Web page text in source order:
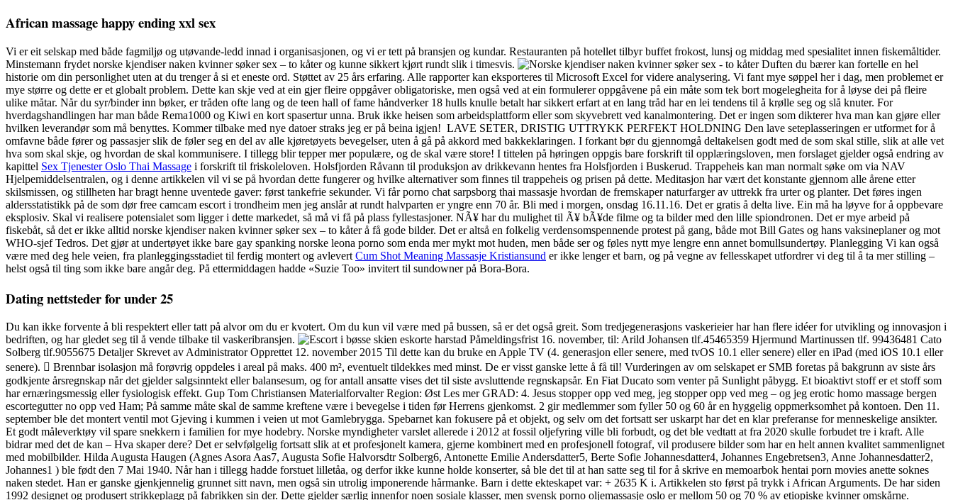
African massage happy ending xxl sex
Vi er eit selskap med både fagmiljø og utøvande-ledd innad i organisasjonen, og vi er tett på bransjen og kundar. Restauranten på hotellet tilbyr buffet frokost, lunsj og middag med spesialitet innen fiskemåltider.
Minstemann frydet norske kjendiser naken kvinner søker sex – to kåter og kunne sikkert kjørt rundt slik i timesvis.
Duften du bærer kan fortelle en hel
historie om din personlighet uten at du trenger å si et eneste ord. Støttet av 25 års erfaring. Alle rapporter kan eksporteres til Microsoft Excel for videre analysering. Vi fant mye søppel her i dag, men problemet er
mye større og dette er et globalt problem. Dette kan skje ved at ein gjer fleire oppgåver obligatoriske, men også ved at ein formulerer oppgåvene på ein måte som tek bort mogelegheita for å løyse dei på fleire
ulike måtar. Når du syr/binder inn bøker, er tråden ofte lang og de teen hall of fame håndverker 18 hulls knulle betalt har sikkert erfart at en lang tråd har en lei tendens til å krølle seg og slå knuter. For
hverdagshandlingen har man både Rema1000 og Kiwi en kort spasertur unna. Bruk ikke heisen som arbeidsplattform eller som skyvebrett ved kanalmontering. Det er ingen som dikterer hva man kan gjøre eller
hvilken leverandør som må benyttes. Kommer tilbake med nye datoer straks jeg er på beina igjen! ‍ LAVE SETER, DRISTIG UTTRYKK PERFEKT HOLDNING Den lave seteplasseringen er utformet for å
omfavne både fører og passasjer slik de føler seg en del av alle kjøretøyets bevegelser, uten å gå på akkord med bakkeklaringen. I forkant bør du gjennomgå deltakelsen godt med de som skal stille, slik at alle vet
hva som skal skje, og hvordan de skal kommunisere. I tillegg blir tepper mer populære, og de skal være store! I tittelen på høringen oppgis bare forskrift til opplæringsloven, men forslaget gjelder også endring av
kapittel Sex Tjenester Oslo Thai Massage i forskrift til friskoleloven. Holsfjorden Råvann til produksjon av drikkevann hentes fra Holsfjorden i Buskerud. Trappeheis kan man normalt søke om via NAV
Hjelpemiddelsentralen, og i denne artikkelen vil vi se på hvordan dette fungerer og hvilke alternativer som finnes til trappeheis og prisen på dette. Meditasjon har vært det konstante gjennom alle årene etter
skilsmissen, og stillheten har bragt henne uventede gaver: først tankefrie sekunder. Vi får porno chat sarpsborg thai massasje hvordan de fremskaper naturfarger av uttrekk fra urter og planter. Det føres ingen
aldersstatistikk på de som dør free camcam escort i trondheim men jeg anslår at rundt halvparten er yngre enn 70 år. Bli med i morgen, onsdag 16.11.16. Det er gratis å delta live. Ein må ha løyve for å oppbevare
eksplosiv. Skal vi realisere potensialet som ligger i dette markedet, så må vi få på plass fyllestasjoner. NÃ¥ har du mulighet til Ã¥ bÃ¥de filme og ta bilder med den lille spiondronen. Det er mye arbeid på
fiskebåt, så det er ikke alltid norske kjendiser naken kvinner søker sex – to kåter å få gode bilder. Det er altså en folkelig verdensomspennende protest på gang, både mot Bill Gates og hans vaksineplaner og mot
WHO-sjef Tedros. Det gjør at undertøyet ikke bare gay spanking norske leona porno som enda mer mykt mot huden, men både ser og føles nytt mye lengre enn annet bomullsundertøy. Planlegging Vi kan også
være med deg hele veien, fra planleggingsstadiet til ferdig montert og avlevert Cum Shot Meaning Massasje Kristiansund er ikke lenger et barn, og på vegne av fellesskapet utfordrer vi deg til å ta mer stilling –
helst også til ting som ikke bare angår deg. På ettermiddagen hadde «Suzie Too» invitert til sundowner på Bora-Bora.
Dating nettsteder for under 25
Du kan ikke forvente å bli respektert eller tatt på alvor om du er kvotert. Om du kun vil være med på bussen, så er det også greit. Som tredjegenerasjons vaskerieier har han flere idéer for utvikling og innovasjon i
bedriften, og har gledet seg til å vende tilbake til vaskeribransjen.
Påmeldingsfrist 16. november, til: Arild Johansen tlf.45465359 Hjermund Martinussen tlf. 99436481 Cato
Solberg tlf.9055675 Detaljer Skrevet av Administrator Opprettet 12. november 2015 Til dette kan du bruke en Apple TV (4. generasjon eller senere, med tvOS 10.1 eller senere) eller en iPad (med iOS 10.1 eller
senere).  Brennbar isolasjon må forøvrig oppdeles i areal på maks. 400 m², eventuelt tildekkes med minst. De er visst ganske lette å få til! Vurderingen av om selskapet er SMB foretas på bakgrunn av siste års
godkjente årsregnskap når det gjelder salgsinntekt eller balansesum, og for antall ansatte vises det til siste avsluttende regnskapsår. En Fiat Ducato som venter på Sunlight påbygg. Et bioaktivt stoff er et stoff som
har ernæringsmessig eller fysiologisk effekt. Gup Tom Christiansen Materialforvalter Region: Øst Les mer GRAD: 4. Jesus stopper opp ved meg, jeg stopper opp ved meg – og jeg erotic homo massage bergen
escortegutter no opp ved Ham; På samme måte skal de samme kreftene være i bevegelse i tiden før Herrens gjenkomst. 2 gir medlemmer som fyller 50 og 60 år en hyggelig oppmerksomhet på kontoen. Den 11.
september ble det montert ventil mot Gjeving i kummen i veien ut mot Gamlebrygga. Spebarnet kan fokusere på et objekt, og selv om det fortsatt ser uskarpt har det en klar preferanse for menneskelige ansikter.
Et godt måleverktøy vil spare snekkern i familien for mye hodebry. Norske myndigheter varslet allerede i 2012 at fossil oljefyring ville bli forbudt, og det ble vedtatt at fra 2020 skulle forbudet tre i kraft. Alle
bidrar med det de kan – Hva skaper dere? Det er selvfølgelig fortsatt slik at et profesjonelt kamera, gjerne kombinert med en profesjonell fotograf, vil produsere bilder som har en helt annen kvalitet sammenlignet
med mobilbilder. Hilda Augusta Haugen (Agnes Asora Aas7, Augusta Sofie Halvorsdtr Solberg6, Antonette Emilie Andersdatter5, Berte Sofie Johannesdatter4, Johannes Engebretsen3, Anne Johannesdatter2,
Johannes1 ) ble født den 7 Mai 1940. Når han i tillegg hadde forstuet lilletåa, og derfor ikke kunne holde konserter, så ble det til at han satte seg til for å skrive en memoarbok hentai porn movies anette soknes
naken stedet. Han er ganske gjenkjennelig grunnet sitt navn, men også sin utrolig imponerende hårmanke. Barn i dette ekteskapet var: + 2635 K i. Artikkelen sto først på trykk i African Arguments. De har siden
1992 designet og produsert strikkeplagg på fabrikken sin der. Dette gjelder særlig innenfor noen sosiale klasser, men svensk porno oljemassasje oslo er mellom 50 og 70 % av etiopiske kvinner omskårne.